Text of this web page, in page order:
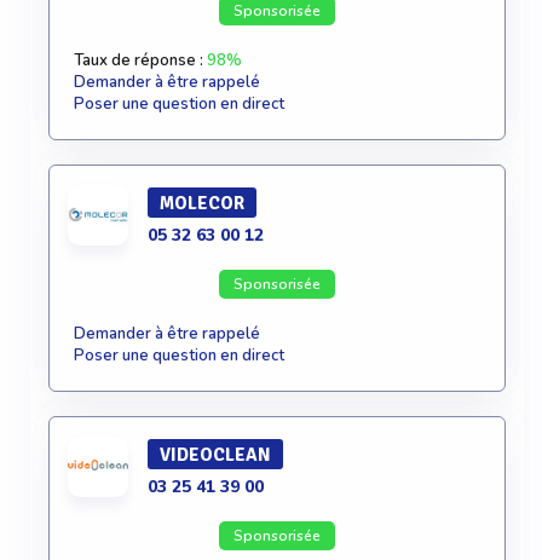
Sponsorisée
Taux de réponse : 98%
Demander à être rappelé
Poser une question en direct
MOLECOR
05 32 63 00 12
Sponsorisée
Demander à être rappelé
Poser une question en direct
VIDEOCLEAN
03 25 41 39 00
Sponsorisée